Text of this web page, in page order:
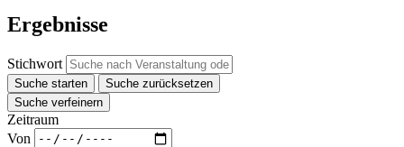
Ergebnisse
Stichwort
Suche starten
Suche zurücksetzen
Suche verfeinern
Zeitraum
Von